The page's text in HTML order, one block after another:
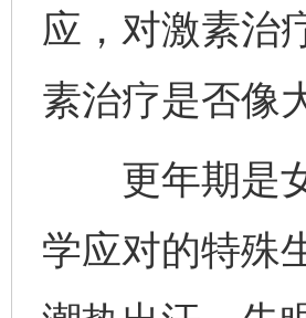
应，对激素治
素治疗是否像
更年期是女
学应对的特殊